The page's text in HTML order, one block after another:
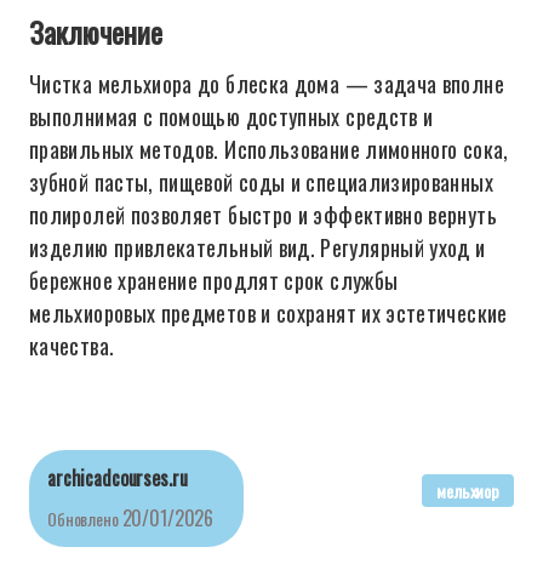
Заключение
Чистка мельхиора до блеска дома — задача вполне
выполнимая с помощью доступных средств и
правильных методов. Использование лимонного сока,
зубной пасты, пищевой соды и специализированных
полиролей позволяет быстро и эффективно вернуть
изделию привлекательный вид. Регулярный уход и
бережное хранение продлят срок службы
мельхиоровых предметов и сохранят их эстетические
качества.
archicadcourses.ru
Обновлено 20/01/2026
мельхиор